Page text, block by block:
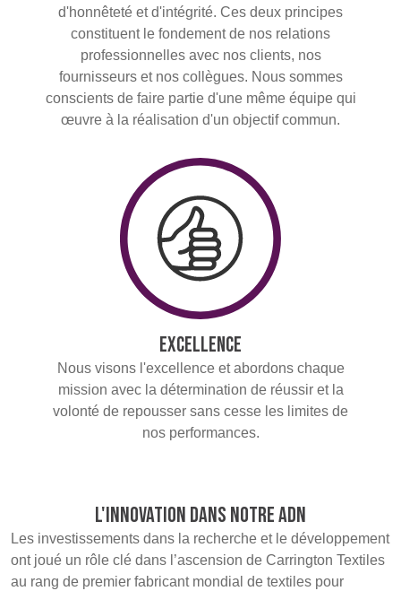
d'honnêteté et d'intégrité. Ces deux principes
constituent le fondement de nos relations
professionnelles avec nos clients, nos
fournisseurs et nos collègues. Nous sommes
conscients de faire partie d'une même équipe qui
œuvre à la réalisation d'un objectif commun.
Excellence
Nous visons l'excellence et abordons chaque
mission avec la détermination de réussir et la
volonté de repousser sans cesse les limites de
nos performances.
L'innovation dans notre ADN
Les investissements dans la recherche et le développement
ont joué un rôle clé dans l’ascension de Carrington Textiles
au rang de premier fabricant mondial de textiles pour